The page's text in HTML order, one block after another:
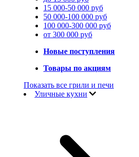
15 000-50 000 руб
50 000-100 000 руб
100 000-300 000 руб
от 300 000 руб
Новые поступления
Товары по акциям
Показать все грили и печи
Уличные кухни